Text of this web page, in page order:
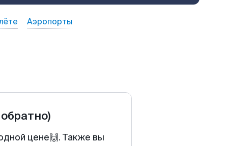
Аэропорты
цене🙌. Также вы